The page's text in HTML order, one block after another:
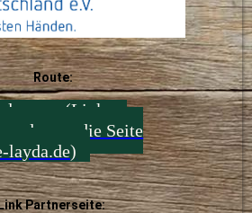
Route:
(Link zu
verlassen die Seite
layda.de)
Partnerseite: